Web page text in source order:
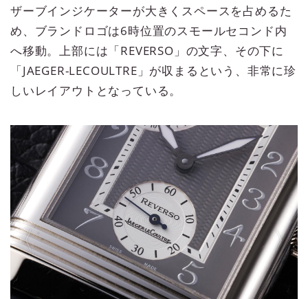
ザーブインジケーターが大きくスペースを占めるた
め、ブランドロゴは6時位置のスモールセコンド内
へ移動。上部には「REVERSO」の文字、その下に
「JAEGER-LECOULTRE」が収まるという、非常に珍
しいレイアウトとなっている。